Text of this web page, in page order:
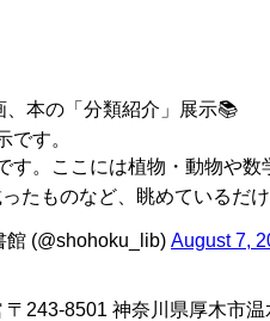
、本の「分類紹介」展示📚
です。
す。ここには植物・動物や
たものなど、眺めているだ
(@shohoku_lib) August 7,
243-8501 神奈川県厚木市